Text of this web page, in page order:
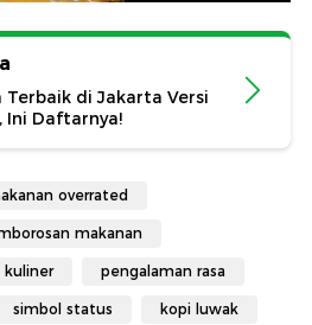
di Jakarta Versi
Ini Daftarnya!
overrated
makanan
kuliner pengalaman rasa
simbol status kopi luwak